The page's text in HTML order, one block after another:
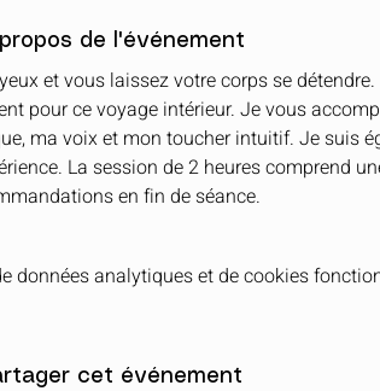
de l'événement
et vous laissez votre corps se
pour ce voyage intérieur. Je vous
ma voix et mon toucher intuitif. Je suis
La session de 2 heures comprend
en fin de séance.
données analytiques et de cookies
cet événement